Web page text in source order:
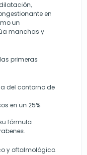
en
un
manchas y
primeras
del contorno de
en un 25%
fórmula
y oftalmológico.